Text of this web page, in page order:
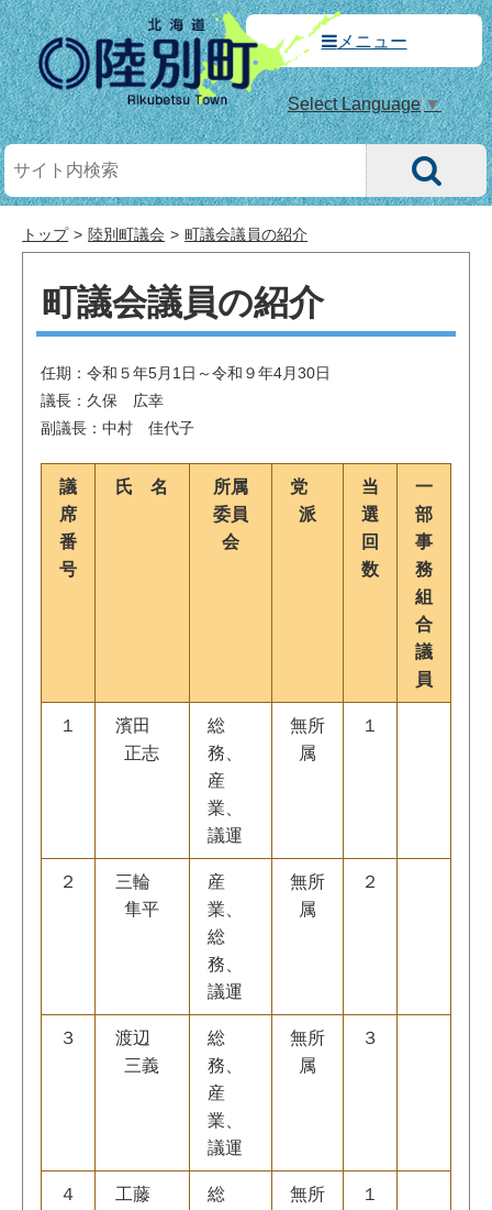
メニュー
Select Language▼
トップ 陸別町議会 町議会議員の紹介
町議会議員の紹介
任期：令和５年5月1日～令和９年4月30日
議長：久保 広幸
副議長：中村 佳代子
議
席
番
号
氏 名
所属
委員
会
党
派
当
選
回
数
一
部
事
務
組
合
議
員
１
濱田
正志
総
務、
産
業、
議運
無所
属
１
２
三輪
隼平
産
業、
総
務、
議運
無所
属
２
３
渡辺
三義
総
務、
産
業、
議運
無所
属
３
４
工藤
総
無所
１